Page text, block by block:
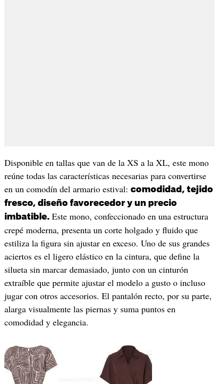
Disponible en tallas que van de la XS a la XL, este mono
reúne todas las características necesarias para convertirse
en un comodín del armario estival: comodidad, tejido
fresco, diseño favorecedor y un precio
imbatible. Este mono, confeccionado en una estructura
crepé moderna, presenta un corte holgado y fluido que
estiliza la figura sin ajustar en exceso. Uno de sus grandes
aciertos es el ligero elástico en la cintura, que define la
silueta sin marcar demasiado, junto con un cinturón
extraíble que permite ajustar el modelo a gusto o incluso
jugar con otros accesorios. El pantalón recto, por su parte,
alarga visualmente las piernas y suma puntos en
comodidad y elegancia.